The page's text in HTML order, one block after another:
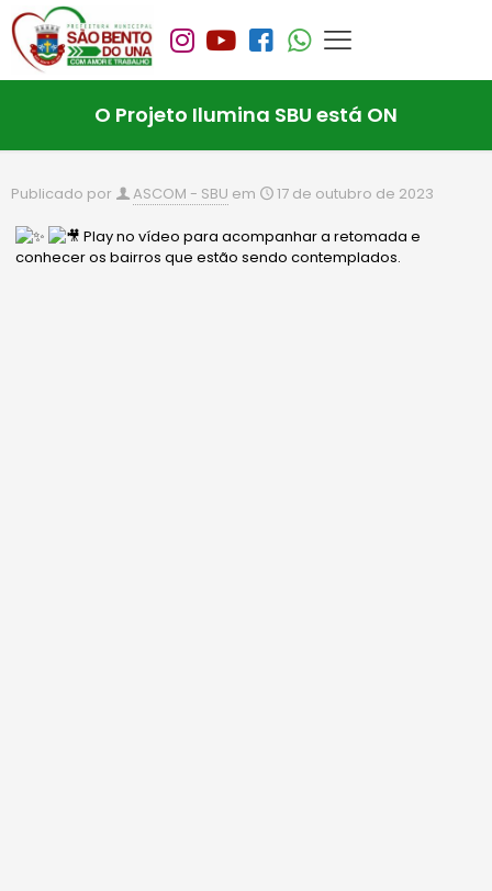
O Projeto Ilumina SBU está ON
Publicado por ASCOM - SBU em 17 de outubro de 2023
Play no vídeo para acompanhar a retomada e
conhecer os bairros que estão sendo contemplados.